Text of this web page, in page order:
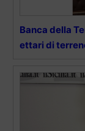
Banca della
ettari di